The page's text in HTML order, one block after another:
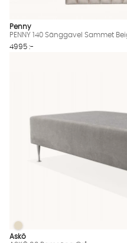
Penny
PENNY 140 Sänggavel Sammet
4995 :-
ASKÖ 90 Ramsäng Grå
ASKÖ 90 Ramsäng Grå
Askö